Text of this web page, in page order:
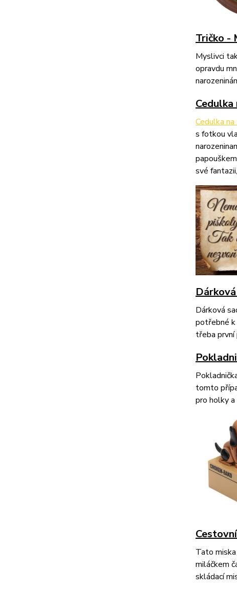
Tričko -
Myslivci
opravdu
Cedulka na
s fotkou
své
Dárková
potřebné k
třeba první
tomto
pro holky a
Tato
miláčkem
skládací